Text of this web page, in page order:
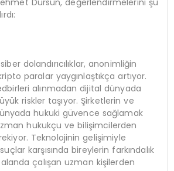
dolandırıcılıklar, anonimliğin
paralar yaygınlaştıkça artıyor.
alınmadan dijital dünyada
riskler taşıyor. Şirketlerin ve
hukuki güvence sağlamak
hukukçu ve bilişimcilerden
Teknolojinin gelişimiyle
karşısında bireylerin farkındalık
çalışan uzman kişilerden